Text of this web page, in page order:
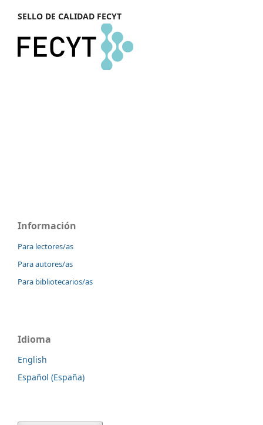
SELLO DE CALIDAD FECYT
Información
Para lectores/as
Para autores/as
Para bibliotecarios/as
Idioma
English
Español (España)